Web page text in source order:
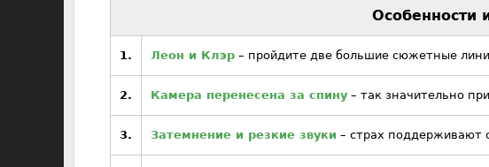
Особенности
1. Леон и Клэр – пройдите две большие сюжетные
2. Камера перенесена за спину – так значительно
3. Затемнение и резкие звуки – страх поддерживают